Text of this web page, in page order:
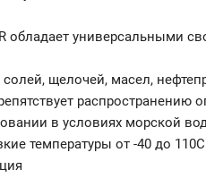
обладает универсальными
щелочей, масел,
распространению
в условиях морской
температуры от -40 до 110С